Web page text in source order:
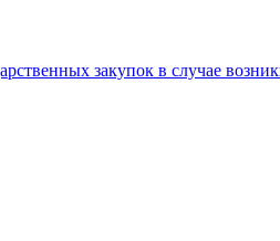
закупок в случае